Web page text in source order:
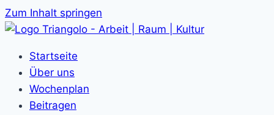
Zum Inhalt springen
Startseite
Über uns
Wochenplan
Beitragen